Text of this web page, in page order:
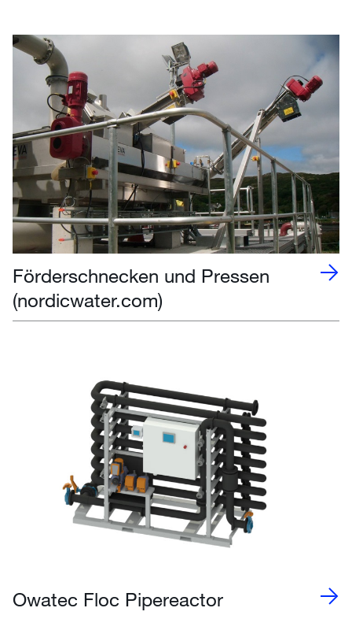
Förderschnecken und Pressen
(nordicwater.com)
Owatec Floc Pipereactor